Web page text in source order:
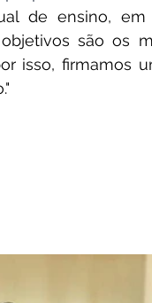
de ensino,
são os
isso, firmamos